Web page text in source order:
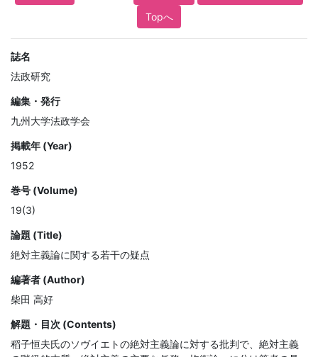
Topへ
誌名
法政研究
編集・発行
九州大学法政学会
掲載年 (Year)
1952
巻号 (Volume)
19(3)
論題 (Title)
絶対主義論に関する若干の疑点
編著者 (Author)
柴田 高好
解題・目次 (Contents)
稻子恒夫氏のソヴイエトの絶対主義論に対する批判で、絶対主義